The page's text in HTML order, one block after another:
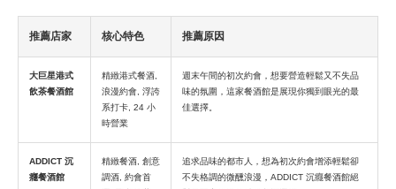
推薦店家 核心特色 推薦原因
大巨星港式
飲茶餐酒館
精緻港式餐酒,
浪漫約會, 浮誇
系打卡, 24 小
時營業
週末午間的初次約會，想要營造輕鬆又不失品
味的氛圍，這家餐酒館是展現你獨到眼光的最
佳選擇。
ADDICT 沉
癮餐酒館
精緻餐酒, 創意
調酒, 約會首
追求品味的都市人，想為初次約會增添輕鬆卻
不失格調的微醺浪漫，ADDICT 沉癮餐酒館絕